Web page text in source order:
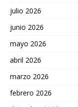
julio 2026
junio 2026
mayo 2026
abril 2026
marzo 2026
febrero 2026